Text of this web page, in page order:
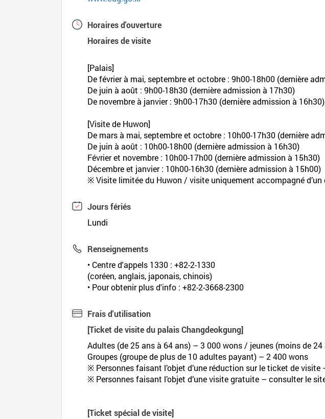
Horaires d'ouverture
Horaires de visite
[Palais]
De février à mai, septembre et octobre : 9h00-18h00 (dernière
De juin à août : 9h00-18h30 (dernière admission à 17h30)
De novembre à janvier : 9h00-17h30 (dernière admission à 16h30)
[Visite de Huwon]
De mars à mai, septembre et octobre : 10h00-17h30 (dernière
De juin à août : 10h00-18h00 (dernière admission à 16h30)
Février et novembre : 10h00-17h00 (dernière admission à 15h30)
Décembre et janvier : 10h00-16h30 (dernière admission à 15h00)
※ Visite limitée du Huwon / visite uniquement accompagné d’un
Jours fériés
Lundi
Renseignements
• Centre d'appels 1330 : +82-2-1330
(coréen, anglais, japonais, chinois)
• Pour obtenir plus d'info : +82-2-3668-2300
Frais d'utilisation
[Ticket de visite du palais Changdeokgung]
Adultes (de 25 ans à 64 ans) – 3 000 wons / jeunes (moins de
Groupes (groupe de plus de 10 adultes payant) – 2 400 wons
※ Personnes faisant l’objet d’une réduction sur le ticket de
※ Personnes faisant l’objet d’une visite gratuite – consulter le
[Ticket spécial de visite]